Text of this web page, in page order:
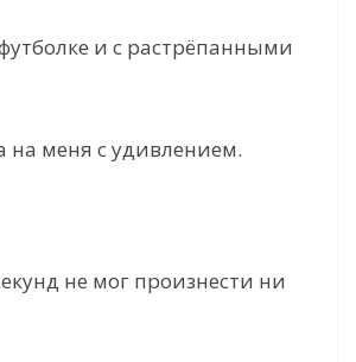
и с растрёпанными
на меня с удивлением.
не мог произнести ни